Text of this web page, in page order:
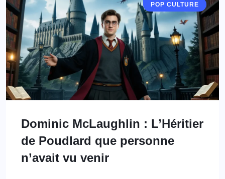
POP CULTURE
Dominic McLaughlin : L’Héritier
de Poudlard que personne
n’avait vu venir